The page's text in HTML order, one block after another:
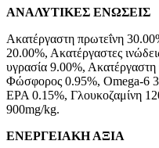
ΑΝΑΛΥΤΙΚΕΣ ΕΝΩΣΕΙΣ
Ακατέργαστη πρωτεΐνη
20.00%, Ακατέργαστες
υγρασία 9.00%,
Φώσφορος 0.95%, Omega-6
EPA 0.15%, Γλουκοζαμίνη
900mg/kg.
ΕΝΕΡΓΕΙΑΚΗ ΑΞΙΑ